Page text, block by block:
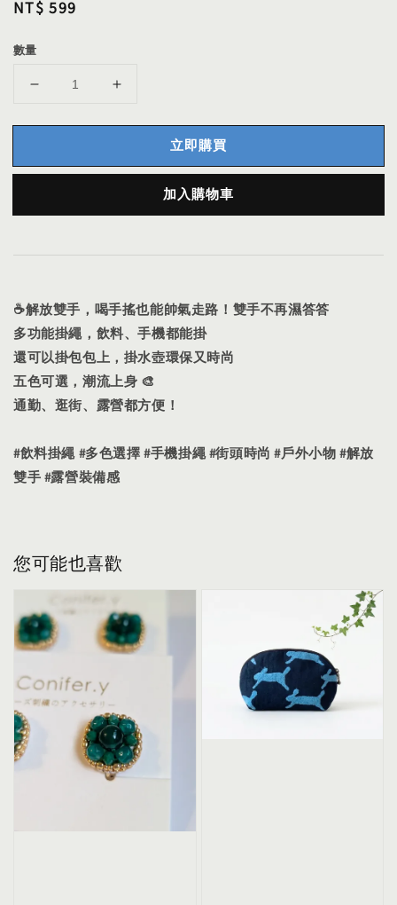
Regular
NT$ 599
數量
立即購買
加入購物車
☕解放雙手，喝手搖也能帥氣走路！雙手不再濕答答
多功能掛繩，飲料、手機都能掛
還可以掛包包上，掛水壺環保又時尚
五色可選，潮流上身 🎨
通勤、逛街、露營都方便！
#飲料掛繩 #多色選擇 #手機掛繩 #街頭時尚 #戶外小物 #解放
雙手 #露營裝備感
您可能也喜歡